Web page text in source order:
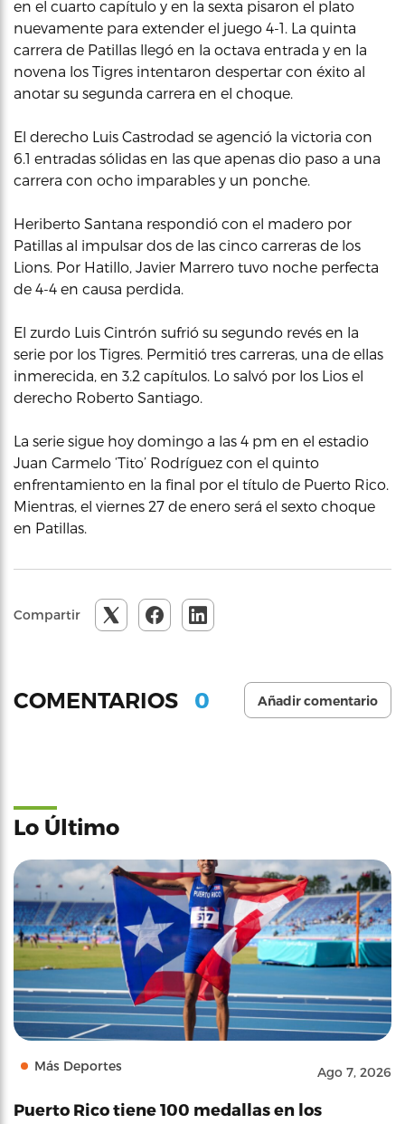
en el cuarto capítulo y en la sexta pisaron el plato
nuevamente para extender el juego 4-1. La quinta
carrera de Patillas llegó en la octava entrada y en la
novena los Tigres intentaron despertar con éxito al
anotar su segunda carrera en el choque.
El derecho Luis Castrodad se agenció la victoria con
6.1 entradas sólidas en las que apenas dio paso a una
carrera con ocho imparables y un ponche.
Heriberto Santana respondió con el madero por
Patillas al impulsar dos de las cinco carreras de los
Lions. Por Hatillo, Javier Marrero tuvo noche perfecta
de 4-4 en causa perdida.
El zurdo Luis Cintrón sufrió su segundo revés en la
serie por los Tigres. Permitió tres carreras, una de ellas
inmerecida, en 3.2 capítulos. Lo salvó por los Lios el
derecho Roberto Santiago.
La serie sigue hoy domingo a las 4 pm en el estadio
Juan Carmelo ‘Tito’ Rodríguez con el quinto
enfrentamiento en la final por el título de Puerto Rico.
Mientras, el viernes 27 de enero será el sexto choque
en Patillas.
Compartir
COMENTARIOS 0 Añadir comentario
Lo Último
Más Deportes Ago 7, 2026
Puerto Rico tiene 100 medallas en los